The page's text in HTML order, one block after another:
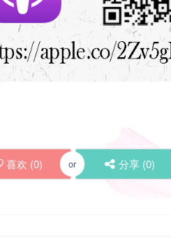
喜欢 (0) or 分享 (0)